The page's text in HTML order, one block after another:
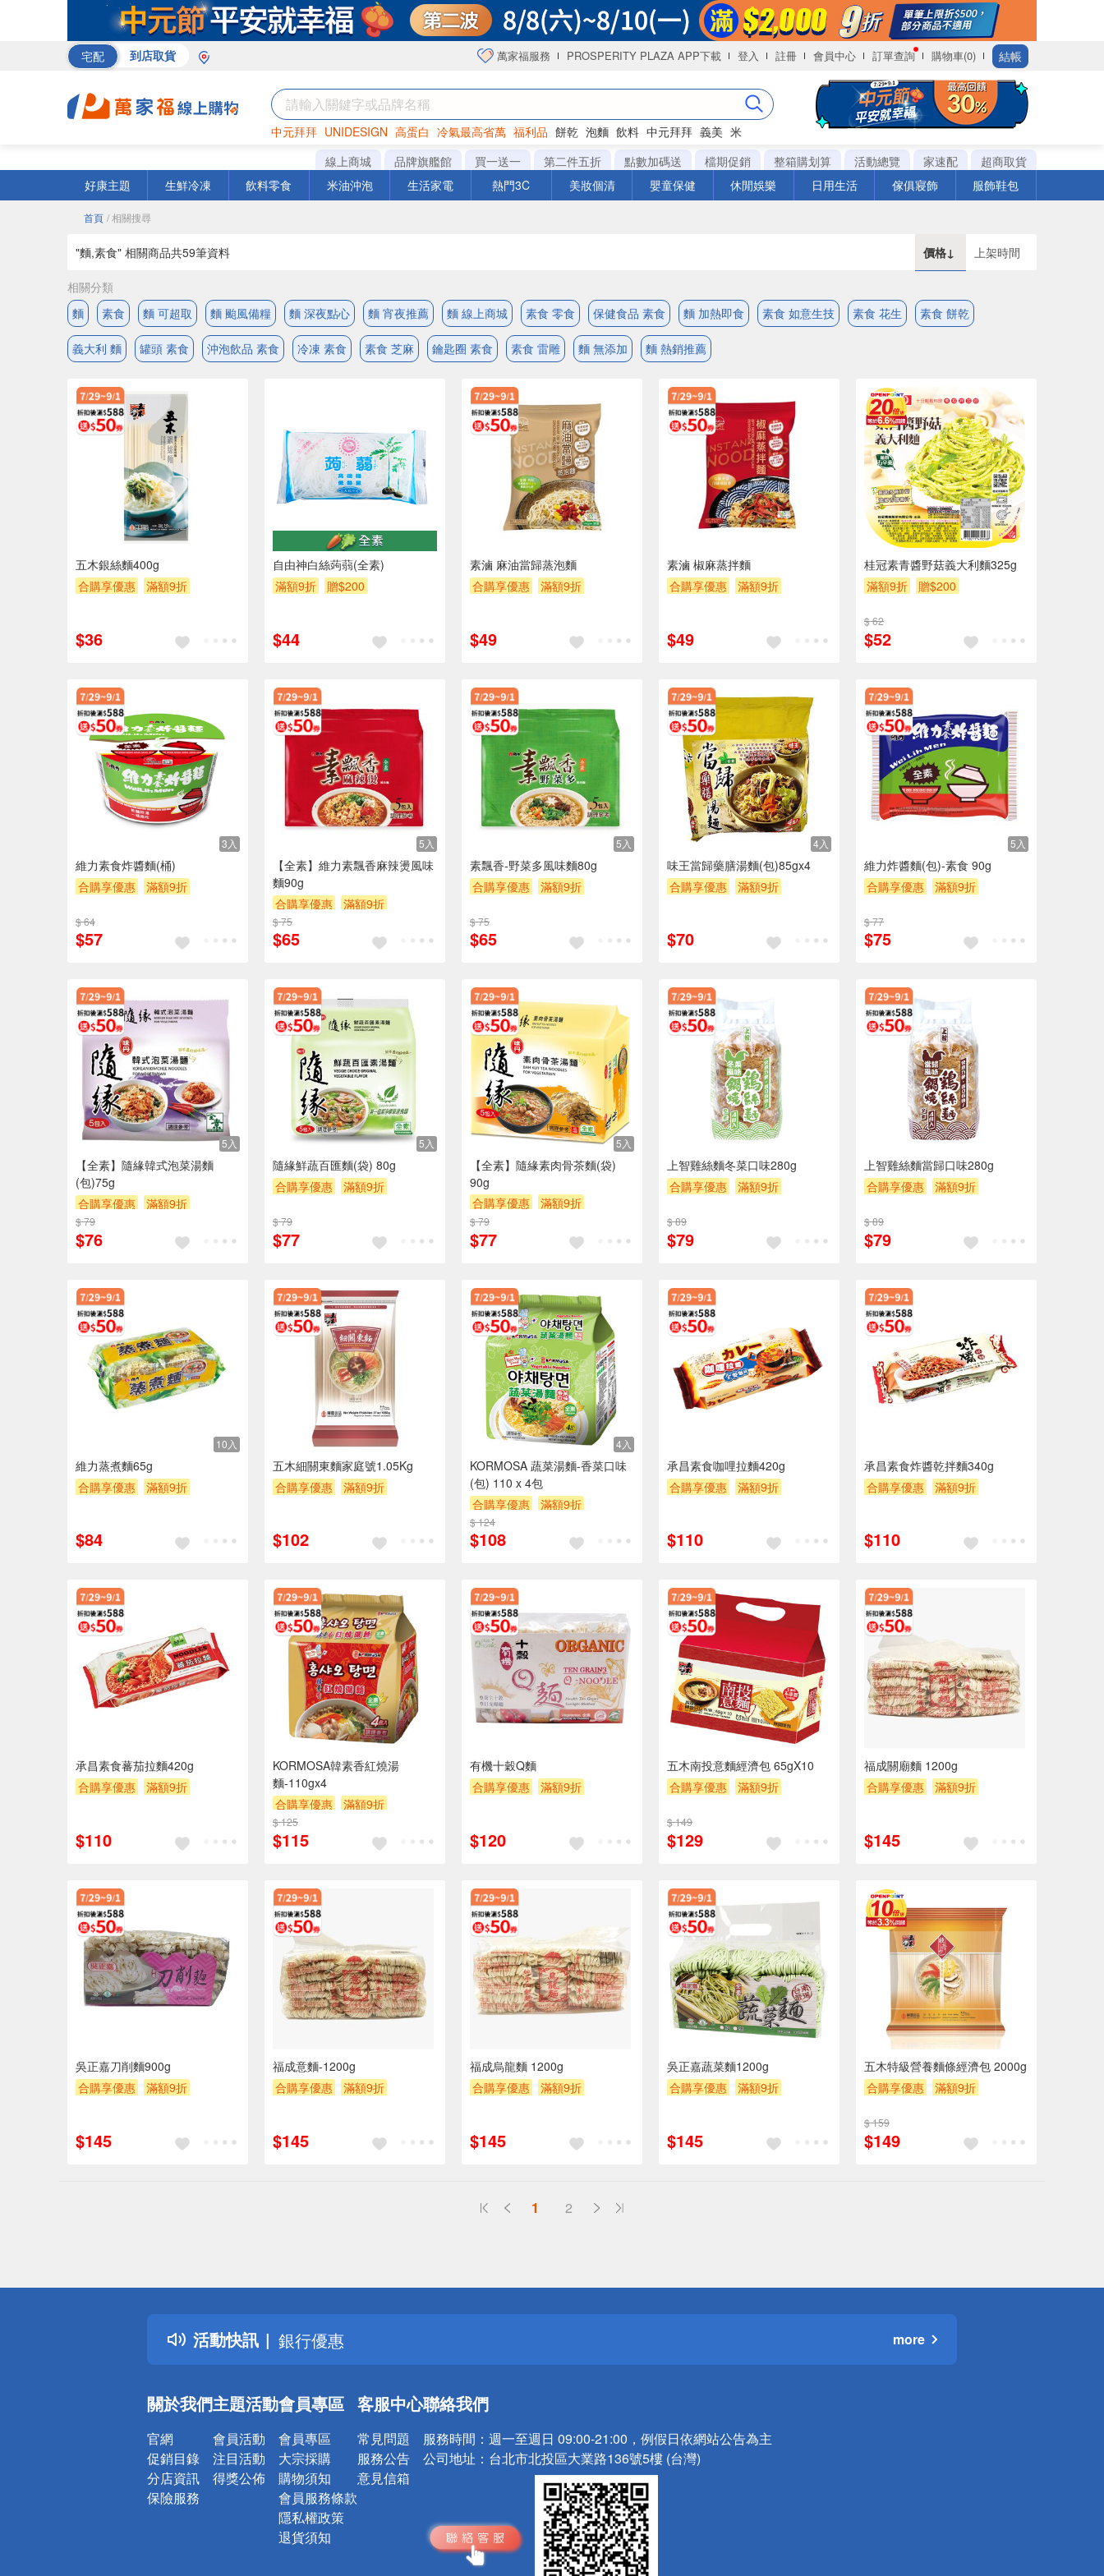
宅配 到店取貨 萬家福服務 PROSPERITY PLAZA APP下載 登入 註冊 會員中心 訂單查詢 購物車(0) 結帳
中元拜拜 UNIDESIGN 高蛋白 冷氣最高省萬 福利品 餅乾 泡麵 飲料 中元拜拜 義美 米
罐頭 咖啡 海苔
線上商城 品牌旗艦館 買一送一 第二件五折 點數加碼送 檔期促銷 整箱購划算 活動總覽 家速配
超商取貨
好康主題
生鮮冷凍 飲料零食 米油沖泡 生活家電 熱門3C 美妝個清 嬰童保健 休閒娛樂 日用生活 傢俱寢飾 服飾鞋包
首頁 / 相關搜尋
"麵,素食" 相關商品共59筆資料 價格↓ 上架時間
相關分類
麵
素食 麵 可超取 麵 颱風備糧 麵 深夜點心 麵 宵夜推薦 麵 線上商城 素食 零食 保健食品 素食 麵 加熱即食 素食 如意生技 素食 花生 素食 餅乾
義大利 麵 罐頭 素食 沖泡飲品 素食 冷凍 素食 素食 芝麻 鑰匙圈 素食 素食 雷雕 麵 無添加 麵 熱銷推薦
五木銀絲麵400g
合購享優惠
滿額9折
$36
自由神白絲蒟蒻(全素)
滿額9折
贈$200
$44
素滷 麻油當歸蒸泡麵
合購享優惠
滿額9折
$49
素滷 椒麻蒸拌麵
合購享優惠
滿額9折
$49
桂冠素青醬野菇義大利麵325g
滿額9折
贈$200
$ 62
$52
3入
維力素食炸醬麵(桶)
合購享優惠
滿額9折
$ 64
$57
5入
【全素】維力素飄香麻辣燙風味
麵90g
合購享優惠
滿額9折
滿額贈券
$ 75
$65
5入
素飄香-野菜多風味麵80g
合購享優惠
滿額9折
$ 75
$65
4入
味王當歸藥膳湯麵(包)85gx4
合購享優惠
滿額9折
$70
5入
維力炸醬麵(包)-素食 90g
合購享優惠
滿額9折
$ 77
$75
5入
【全素】隨緣韓式泡菜湯麵
(包)75g
合購享優惠
滿額9折
滿額贈券
$ 79
$76
5入
隨緣鮮蔬百匯麵(袋) 80g
合購享優惠
滿額9折
$ 79
$77
5入
【全素】隨緣素肉骨茶麵(袋)
90g
合購享優惠
滿額9折
滿額贈券
$ 79
$77
上智雞絲麵冬菜口味280g
合購享優惠
滿額9折
$ 89
$79
上智雞絲麵當歸口味280g
合購享優惠
滿額9折
$ 89
$79
10入
維力蒸煮麵65g
合購享優惠
滿額9折
$84
五木細關東麵家庭號1.05Kg
合購享優惠
滿額9折
$102
4入
KORMOSA 蔬菜湯麵-香菜口味
(包) 110 x 4包
合購享優惠
滿額9折
滿額贈券
$ 124
$108
承昌素食咖哩拉麵420g
合購享優惠
滿額9折
$110
承昌素食炸醬乾拌麵340g
合購享優惠
滿額9折
$110
承昌素食蕃茄拉麵420g
合購享優惠
滿額9折
$110
KORMOSA韓素香紅燒湯
麵-110gx4
合購享優惠
滿額9折
滿額贈券
$ 125
$115
有機十穀Q麵
合購享優惠
滿額9折
$120
五木南投意麵經濟包 65gX10
合購享優惠
滿額9折
$ 149
$129
福成關廟麵 1200g
合購享優惠
滿額9折
$145
吳正嘉刀削麵900g
合購享優惠
滿額9折
$145
福成意麵-1200g
合購享優惠
滿額9折
$145
福成烏龍麵 1200g
合購享優惠
滿額9折
$145
吳正嘉蔬菜麵1200g
合購享優惠
滿額9折
$145
五木特級營養麵條經濟包 2000g
合購享優惠
滿額9折
$ 159
$149
1 2
活動快訊
得獎公告
熱門話題
銀行優惠
偏遠地區配送
more
關於我們
官網
促銷目錄
分店資訊
保險服務
主題活動
會員活動
注目活動
得獎公佈
會員專區
會員專區
大宗採購
購物須知
會員服務條款
隱私權政策
退貨須知
客服中心
常見問題
服務公告
意見信箱
聯絡我們
服務時間： 週一至週日 09:00-21:00，例假日依網站公告為主
公司地址： 台北市北投區大業路136號5樓 (台灣)